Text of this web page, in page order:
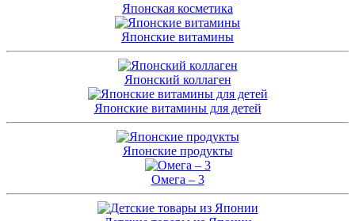
Японская косметика
Японские витамины
Японский коллаген
Японские витамины для детей
Японские продукты
Омега – 3